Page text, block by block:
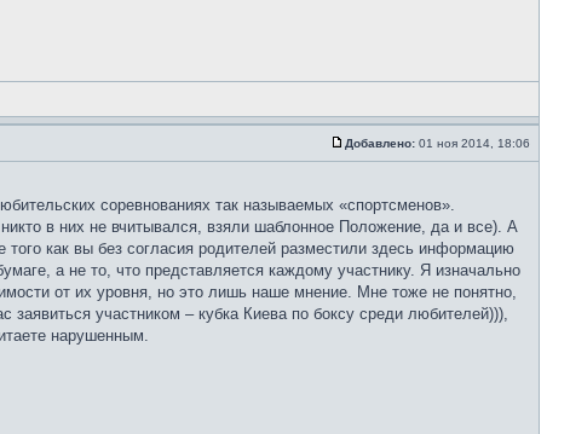
Добавлено: 01 ноя 2014, 18:06
соревнованиях так называемых «спортсменов».
в них не вчитывался, взяли шаблонное Положение, да и все). А
как вы без согласия родителей разместили здесь информацию
а не то, что представляется каждому участнику. Я изначально
от их уровня, но это лишь наше мнение. Мне тоже не понятно,
участником – кубка Киева по боксу среди любителей))),
нарушенным.